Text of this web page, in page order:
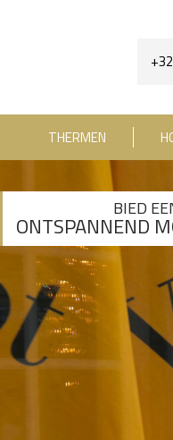
THERMEN
BIED
ONTSPANNEND